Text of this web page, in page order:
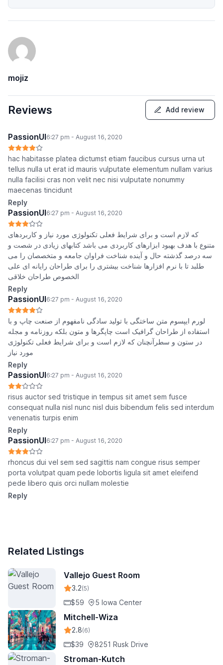
mojiz
Reviews Add review
PassionUI6:27 pm - August 16, 2020
hac habitasse platea dictumst etiam faucibus cursus urna ut
tellus nulla ut erat id mauris vulputate elementum nullam varius
nulla facilisi cras non velit nec nisi vulputate nonummy
maecenas tincidunt
Reply
PassionUI6:27 pm - August 16, 2020
که لازم است و برای شرایط فعلی تکنولوژی مورد نیاز و کاربردهای
متنوع با هدف بهبود ابزارهای کاربردی می باشد کتابهای زیادی در شصت و
سه درصد گذشته حال و آینده شناخت فراوان جامعه و متخصصان را می
طلبد تا با نرم افزارها شناخت بیشتری را برای طراحان رایانه ای علی
الخصوص طراحان خلاقی
Reply
PassionUI6:27 pm - August 16, 2020
لورم ایپسوم متن ساختگی با تولید سادگی نامفهوم از صنعت چاپ و با
استفاده از طراحان گرافیک است چاپگرها و متون بلکه روزنامه و مجله
در ستون و سطرآنچنان که لازم است و برای شرایط فعلی تکنولوژی
مورد نیاز
Reply
PassionUI6:27 pm - August 16, 2020
risus auctor sed tristique in tempus sit amet sem fusce
consequat nulla nisl nunc nisl duis bibendum felis sed interdum
venenatis turpis enim
Reply
PassionUI6:27 pm - August 16, 2020
rhoncus dui vel sem sed sagittis nam congue risus semper
porta volutpat quam pede lobortis ligula sit amet eleifend
pede libero quis orci nullam molestie
Reply
Related Listings
Vallejo Guest Room
3.2(5)
$59 5 Iowa Center
Mitchell-Wiza
2.8(6)
$39 8251 Rusk Drive
Stroman-Kutch